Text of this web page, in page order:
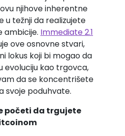
njihove inherentne
u težnji da realizujete
ambicije. Immediate 2.1
ove osnovne stvari,
lokus koji bi mogao da
evoluciju kao trgovca,
da se koncentrišete
svoje poduhvate.
početi da trgujete